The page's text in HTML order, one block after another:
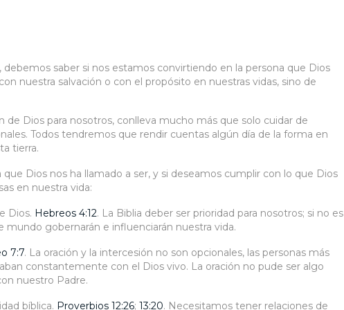
saber si nos estamos convirtiendo en la persona que Dios
nuestra salvación o con el propósito en nuestras vidas, sino de
Dios para nosotros, conlleva mucho más que solo cuidar de
Todos tendremos que rendir cuentas algún día de la forma en
tierra.
Dios nos ha llamado a ser, y si deseamos cumplir con lo que Dios
en nuestra vida:
Dios. Hebreos 4:12. La Biblia deber ser prioridad para nosotros; si no es
mundo gobernarán e influenciarán nuestra vida.
7:7. La oración y la intercesión no son opcionales, las personas más
constantemente con el Dios vivo. La oración no pude ser algo
nuestro Padre.
bíblica. Proverbios 12:26; 13:20. Necesitamos tener relaciones de